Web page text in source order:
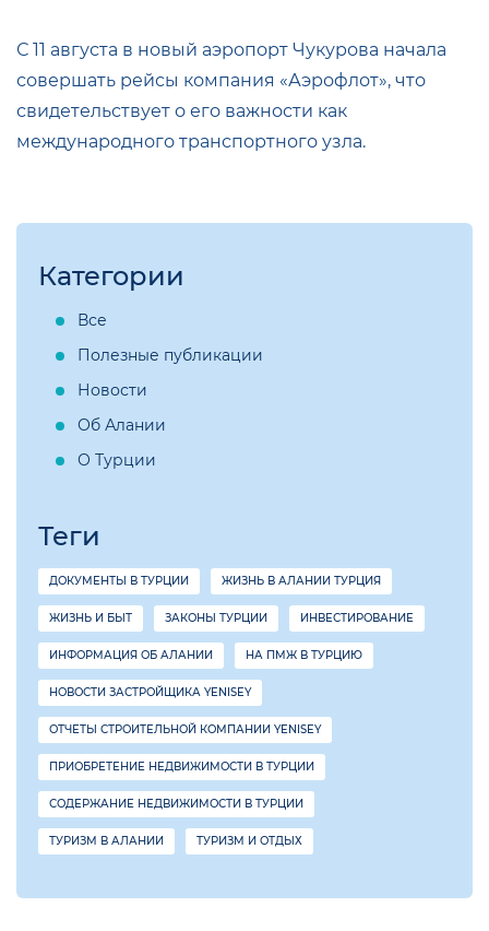
С 11 августа в новый аэропорт Чукурова начала
совершать рейсы компания «Аэрофлот», что
свидетельствует о его важности как
международного транспортного узла.
Категории
Все
Полезные публикации
Новости
Об Алании
О Турции
Теги
ДОКУМЕНТЫ В ТУРЦИИ ЖИЗНЬ В АЛАНИИ ТУРЦИЯ
ЖИЗНЬ И БЫТ ЗАКОНЫ ТУРЦИИ ИНВЕСТИРОВАНИЕ
ИНФОРМАЦИЯ ОБ АЛАНИИ НА ПМЖ В ТУРЦИЮ
НОВОСТИ ЗАСТРОЙЩИКА YENISEY
ОТЧЕТЫ СТРОИТЕЛЬНОЙ КОМПАНИИ YENISEY
ПРИОБРЕТЕНИЕ НЕДВИЖИМОСТИ В ТУРЦИИ
СОДЕРЖАНИЕ НЕДВИЖИМОСТИ В ТУРЦИИ
ТУРИЗМ В АЛАНИИ ТУРИЗМ И ОТДЫХ